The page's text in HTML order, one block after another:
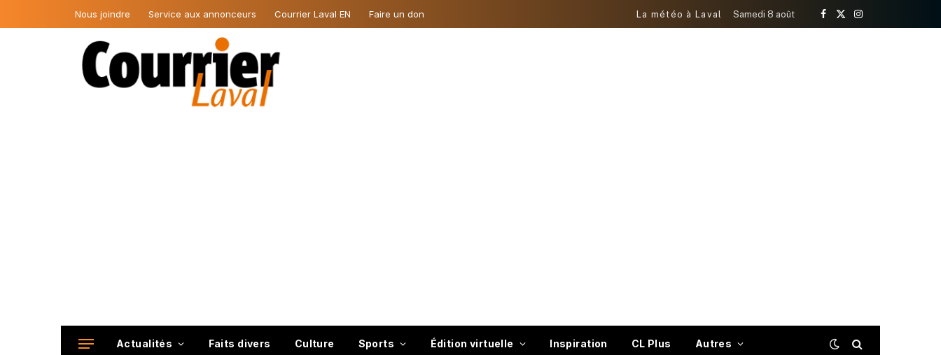
Nous joindre Service aux annonceurs Courrier Laval EN Faire un don La météo à Laval Samedi 8 août
Facebook
X
Instagram
Actualités Faits divers Culture Sports Édition virtuelle Inspiration CL Plus Autres